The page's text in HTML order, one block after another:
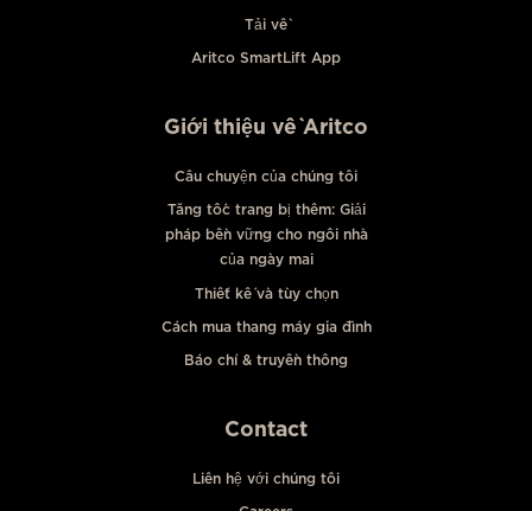
Tải về
Aritco SmartLift App
Giới thiệu về Aritco
Câu chuyện của chúng tôi
Tăng tốc trang bị thêm: Giải
pháp bền vững cho ngôi nhà
của ngày mai
Thiết kế và tùy chọn
Cách mua thang máy gia đình
Báo chí & truyền thông
Contact
Liên hệ với chúng tôi